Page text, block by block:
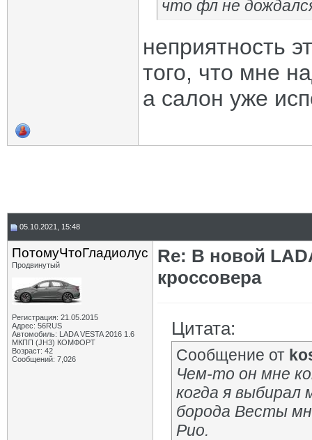
что фл не
неприятность
того, что мне
а салон уже
05.10.2021, 15:48
ПотомуЧтоГладиолус
Продвинутый
Регистрация: 21.05.2015
Адрес: 56RUS
Автомобиль: LADA VESTA 2016 1.6
МКПП (JH3) КОМФОРТ
Возраст: 42
Сообщений: 7,026
Re: В новой
кроссовера
Цитата:
Сообщение от
Чем-то он мне
когда я
борода Весты
Рио.